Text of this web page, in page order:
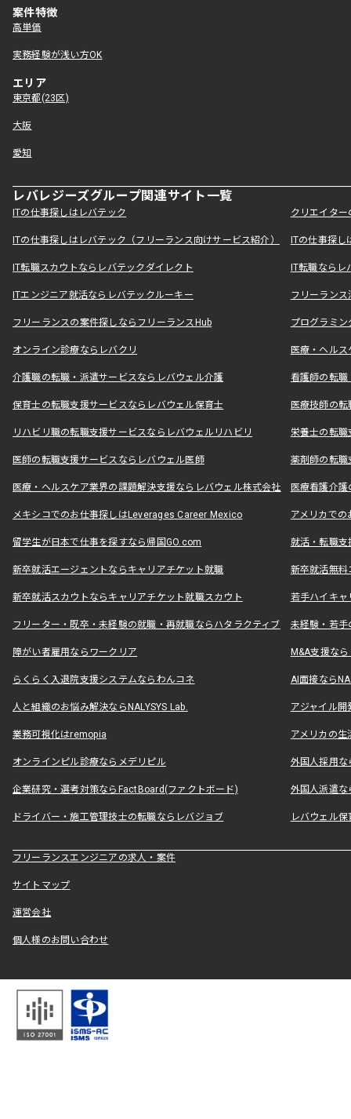
案件特徴
高単価
実務経験が浅い方OK
エリア
東京都(23区)
大阪
愛知
レバレジーズグループ関連サイト一覧
ITの仕事探しはレバテック クリエイタ
ITの仕事探しはレバテック（フリーランス向けサービス紹介） ITの仕事探
IT転職スカウトならレバテックダイレクト IT転職なら
ITエンジニア就活ならレバテックルーキー フリーラン
フリーランスの案件探しならフリーランスHub プログラミ
オンライン診療ならレバクリ 医療・ヘル
介護職の転職・派遣サービスならレバウェル介護 看護師の転
保育士の転職支援サービスならレバウェル保育士 医療技師の
リハビリ職の転職支援サービスならレバウェルリハビリ 栄養士の転
医師の転職支援サービスならレバウェル医師 薬剤師の転
医療・ヘルスケア業界の課題解決支援ならレバウェル株式会社 医療看護介
メキシコでのお仕事探しはLeverages Career Mexico アメリカで
留学生が日本で仕事を探すなら帰国GO.com 就活・転職
新卒就活エージェントならキャリアチケット就職 新卒就活無料
新卒就活スカウトならキャリアチケット就職スカウト 若手ハイキ
フリーター・既卒・未経験の就職・再就職ならハタラクティブ 未経験・若手
障がい者雇用ならワークリア M&A支援な
らくらく入退院支援システムならわんコネ AI面接なら
人と組織のお悩み解決ならNALYSYS Lab. アジャイル
業務可視化はremopia アメリカの
オンラインピル診療ならメデリピル 外国人採用
企業研究・選考対策ならFactBoard(ファクトボード) 外国人派遣な
ドライバー・施工管理技士の転職ならレバジョブ レバウェル
フリーランスエンジニアの求人・案件
サイトマップ
運営会社
個人様のお問い合わせ